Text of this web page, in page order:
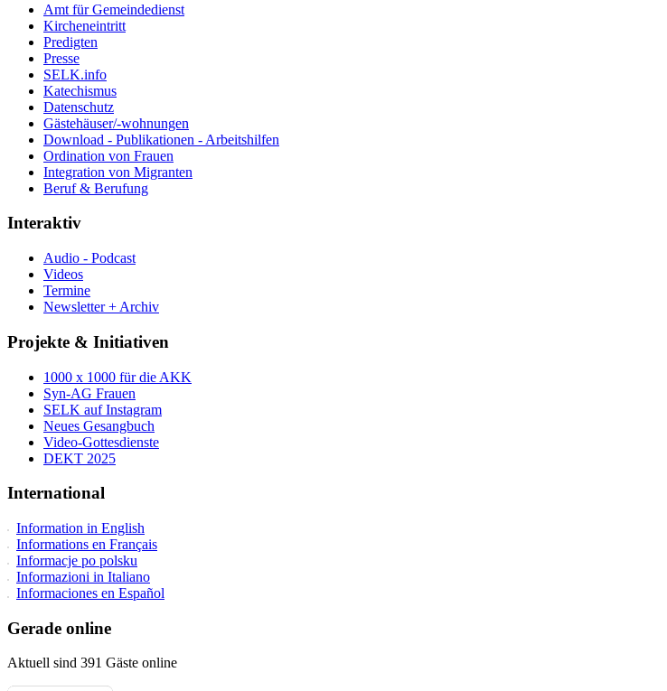
Amt für Gemeindedienst
Kircheneintritt
Predigten
Presse
SELK.info
Katechismus
Datenschutz
Gästehäuser/-wohnungen
Download - Publikationen - Arbeitshilfen
Ordination von Frauen
Integration von Migranten
Beruf & Berufung
Interaktiv
Audio - Podcast
Videos
Termine
Newsletter + Archiv
Projekte & Initiativen
1000 x 1000 für die AKK
Syn-AG Frauen
SELK auf Instagram
Neues Gesangbuch
Video-Gottesdienste
DEKT 2025
International
Information in English
Informations en Français
Informacje po polsku
Informazioni in Italiano
Informaciones en Español
Gerade online
Aktuell sind 391 Gäste online